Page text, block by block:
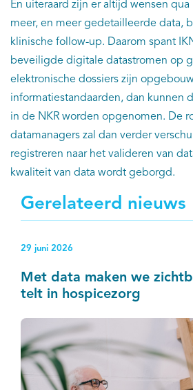
En uiteraard zijn er altijd wensen
meer, en meer gedetailleerde data,
klinische follow-up. Daarom spant
beveiligde digitale datastromen op
elektronische dossiers zijn
informatiestandaarden, dan kunnen
in de NKR worden opgenomen. De
datamanagers zal dan verder
registreren naar het valideren van
kwaliteit van data wordt geborgd.
Gerelateerd nieuws
29 juni 2026
Met data maken we
telt in hospicezorg